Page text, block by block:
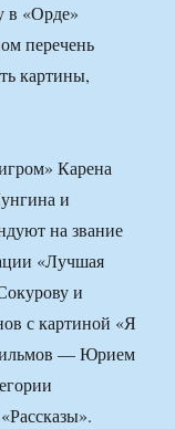
в «Орде»
перечень
картины,
Карена
и
на звание
«Лучшая
и
с картиной «Я
— Юрием